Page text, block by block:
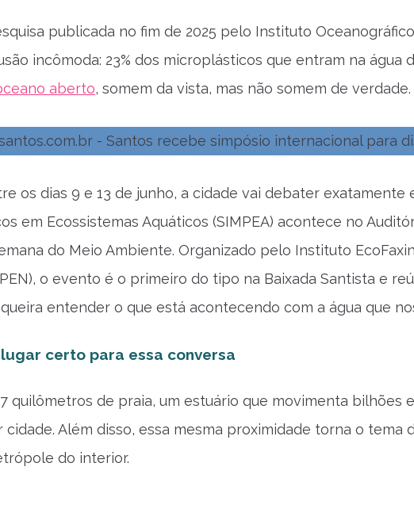
publicada no fim de 2025 pelo Instituto
incômoda: 23% dos microplásticos que entram na
aberto, somem da vista, mas não somem de verdade.
os dias 9 e 13 de junho, a cidade vai debater exatamente
em Ecossistemas Aquáticos (SIMPEA) acontece no
do Meio Ambiente. Organizado pelo Instituto
o evento é o primeiro do tipo na Baixada Santista e
entender o que está acontecendo com a água que
certo para essa conversa
quilômetros de praia, um estuário que movimenta bilhões
cidade. Além disso, essa mesma proximidade torna o
do interior.